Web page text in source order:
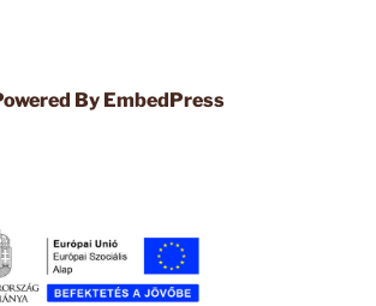
By EmbedPress